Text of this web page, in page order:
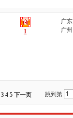
1
广东
广州
3 4 5 下一页 跳到第